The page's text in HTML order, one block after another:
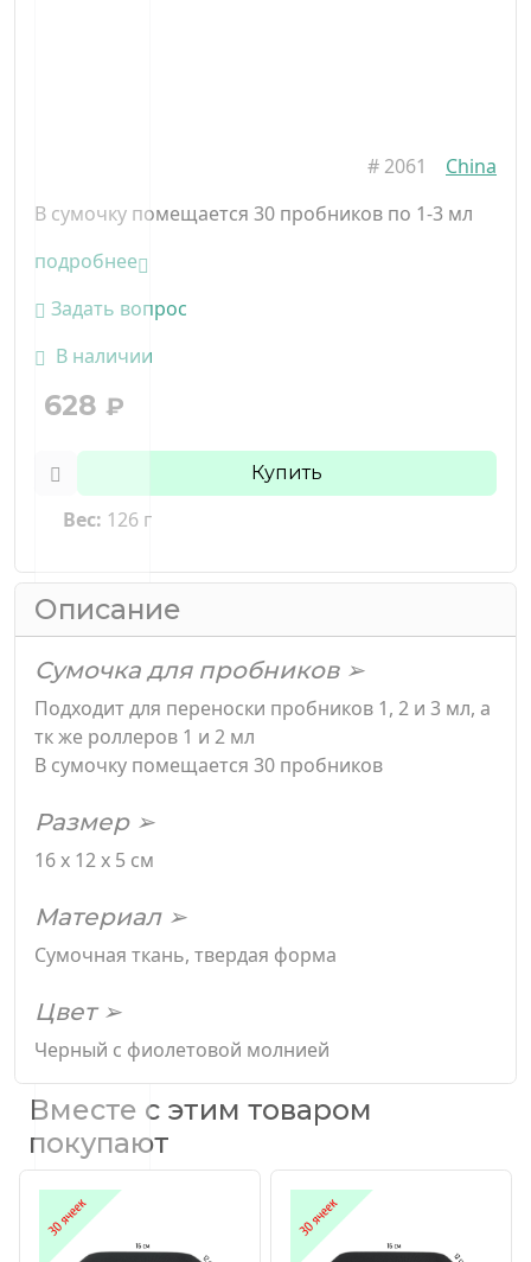
# 2061
China
В сумочку помещается 30 пробников по 1-3 мл
подробнее
Задать вопрос
В наличии
628 ₽
Купить
Вес: 126 г
Описание
Сумочка для пробников ➢
Подходит для переноски пробников 1, 2 и 3 мл, а
тк же роллеров 1 и 2 мл
В сумочку помещается 30 пробников
Размер ➢
16 х 12 х 5 см
Материал ➢
Сумочная ткань, твердая форма
Цвет ➢
Черный с фиолетовой молнией
Вместе с этим товаром
покупают